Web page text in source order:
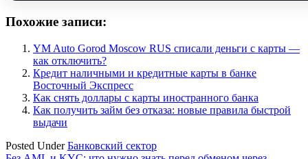
Похожие записи:
YM Auto Gorod Moscow RUS списали деньги с карты —
как отключить?
Кредит наличными и кредитные карты в банке
Восточный Экспресс
Как снять доллары с карты иностранного банка
Как получить займ без отказа: новые правила быстрой
выдачи
Posted UnderБанковский сектор